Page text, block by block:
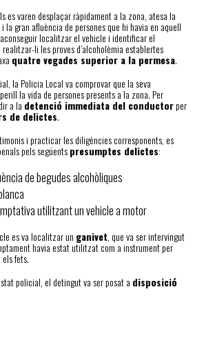
es varen desplaçar ràpidament a la zona, atesa la
la gran afluència de persones que hi havia en aquell
localitzar el vehicle i identificar el
li les proves d’alcoholèmia establertes
quatre vegades superior a la permesa.
la Policia Local va comprovar que la seva
la vida de persones presents a la zona. Per
a la detenció immediata del conductorper
de delictes.
i practicar les diligències corresponents, es
pels següentspresumptes delictes:
de begudes alcohòliques
utilitzant un vehicle a motor
es va localitzar un ganivet, que va ser intervingut
havia estat utilitzat com a instrument per
fets.
policial, el detingut va ser posat a disposició